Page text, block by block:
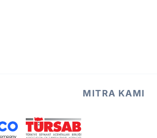
MITRA KAMI